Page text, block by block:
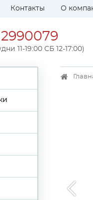
Контакты О
11-19:00 СБ 12-17:00)